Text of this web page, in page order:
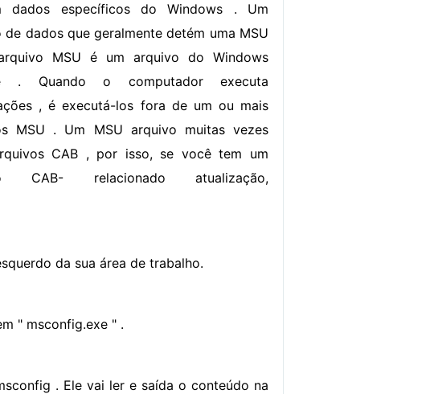
dados específicos do Windows . Um
de dados que geralmente detém uma MSU
MSU é um arquivo do Windows
. Quando o computador executa
, é executá-los fora de um ou mais
MSU . Um MSU arquivo muitas vezes
CAB , por isso, se você tem um
CAB- relacionado atualização,
da sua área de trabalho.
" msconfig.exe " .
. Ele vai ler e saída o conteúdo na